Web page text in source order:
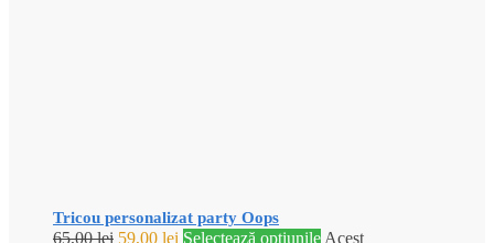
Tricou personalizat party Oops
65,00lei 59,00 lei Selectează opțiunile Acest